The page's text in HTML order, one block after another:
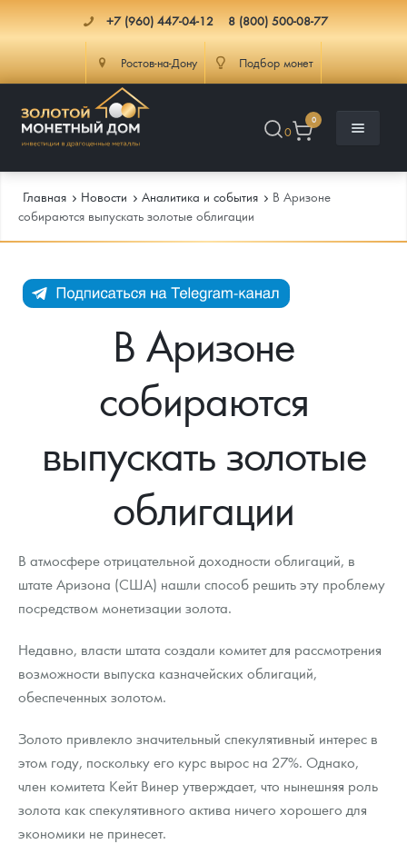
+7 (960) 447-04-12 8 (800) 500-08-77
Ростов-на-Дону Подбор монет
0
0
Каталог Монет
Инвестиционные монеты
Монеты Россия и СССР
Памятные и старинные монеты
Памятные монеты России и СССР
Монеты Царской России
Монеты стран мира после 1950г
Георгий Победоносец
Золотой червонец Сеятель
Аксессуары
Гарри Поттер
Год Лошади
Флот: ледоколы и корабли
Жетоны "Необыкновенные обитатели глубин"
Ювелирные изделия
Русская нумизматика
Инфо
Как сделать заказ
Гарантии
Памятка для работы с монетами из драгметаллов
Условия возврата
Монеты
Политика конфиденциальности
Политика использования Cookies
Положение по обработке и защите персональных данных
Информация
Распродажа монет и жетонов
Аналитика и события
Итоги 2025 года. Прогноз курсов золота, серебра, платины на
Котировки
Курс золота и серебра
Скупка слитков
Наши преимущества
Главная Новости Аналитика и события
В Аризоне
собираются выпускать золотые облигации
В Аризоне
собираются
выпускать золотые
облигации
В атмосфере отрицательной доходности облигаций, в
штате Аризона (США) нашли способ решить эту проблему
посредством монетизации золота.
Недавно, власти штата создали комитет для рассмотрения
возможности выпуска казначейских облигаций,
обеспеченных золотом.
Золото привлекло значительный спекулятивный интерес в
этом году, поскольку его курс вырос на 27%. Однако,
член комитета Кейт Винер утверждает, что нынешняя роль
золота как спекулятивного актива ничего хорошего для
экономики не принесет.